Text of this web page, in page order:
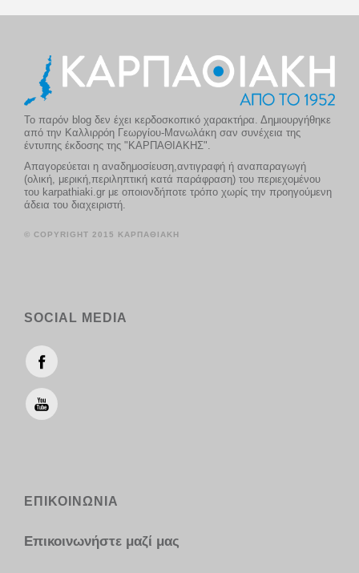
Το παρόν blog δεν έχει κερδοσκοπικό χαρακτήρα. Δημιουργήθηκε
από την Καλλιρρόη Γεωργίου-Μανωλάκη σαν συνέχεια της
έντυπης έκδοσης της "ΚΑΡΠΑΘΙΑΚΗΣ".
Απαγορεύεται η αναδημοσίευση,αντιγραφή ή αναπαραγωγή
(ολική, μερική,περιληπτική κατά παράφραση) του περιεχομένου
του karpathiaki.gr με οποιονδήποτε τρόπο χωρίς την προηγούμενη
άδεια του διαχειριστή.
© COPYRIGHT 2015 ΚΑΡΠΑΘΙΑΚΗ
SOCIAL MEDIA
ΕΠΙΚΟΙΝΩΝΙΑ
Επικοινωνήστε μαζί μας